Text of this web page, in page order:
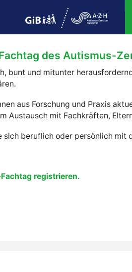
des Autismus-
bunt und mitunter
aus Forschung und Praxis
Austausch mit Fachkräften,
beruflich oder persönlich mit
registrieren.